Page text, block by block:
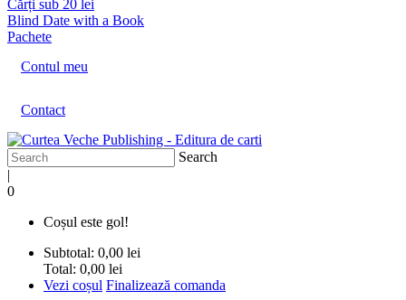
Cărți sub 20 lei
Blind Date with a Book
Pachete
Contul meu
Contact
Search
|
0
Coșul este gol!
Subtotal: 0,00 lei
Total: 0,00 lei
Vezi coșul Finalizează comanda